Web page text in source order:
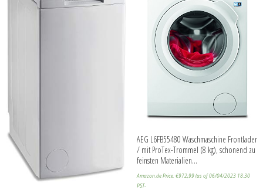
AEG L6FB55480 Waschmaschine Frontlader
/ mit ProTex-Trommel (8 kg), schonend zu
feinsten Materialien…
Amazon.de Price:€972,99(as of 06/04/2023 18:30
PST-